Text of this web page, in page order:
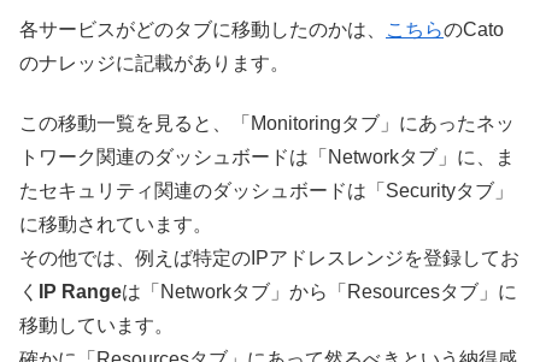
各サービスがどのタブに移動したのかは、 こちらのCato
のナレッジに記載があります。
この移動一覧を見ると、「Monitoringタブ」にあったネッ
トワーク関連のダッシュボードは「Networkタブ」に、ま
たセキュリティ関連のダッシュボードは「Securityタブ」
に移動されています。
その他では、例えば特定のIPアドレスレンジを登録してお
く
IP Rangeは「Networkタブ」から「Resourcesタブ」に
移動しています。